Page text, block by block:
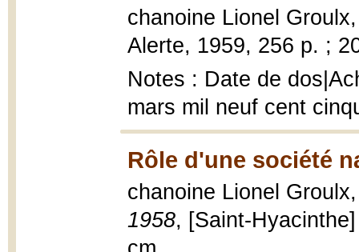
chanoine Lionel
Alerte, 1959, 256 p. ;
Notes : Date de
mars mil neuf cent
Rôle d'une société
chanoine Lionel
1958, [Saint-